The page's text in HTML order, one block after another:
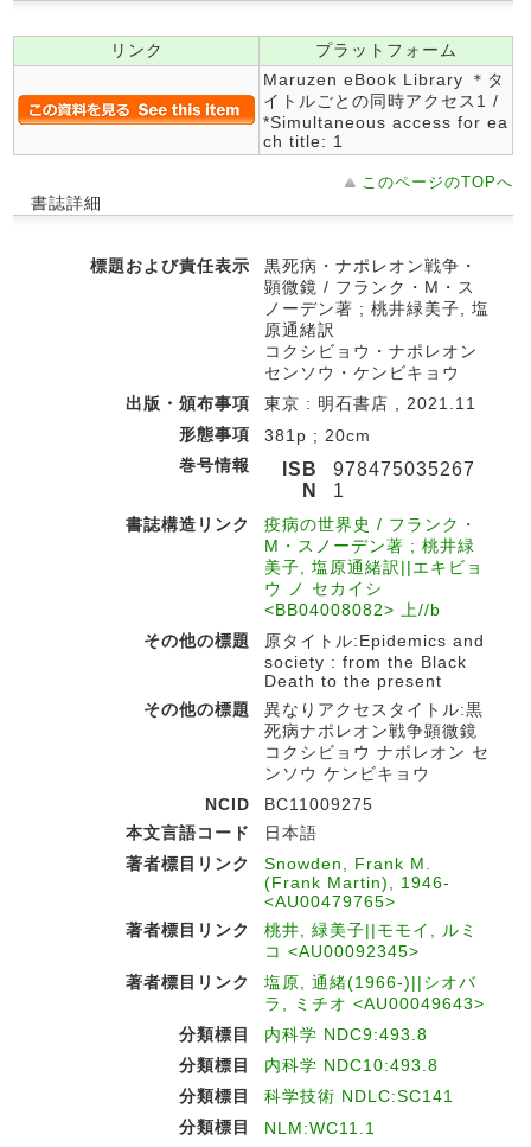
リンク
プラットフォーム
Maruzen eBook Library ＊タ
イトルごとの同時アクセス1 /
*Simultaneous access for ea
ch title: 1
このページのTOPへ
書誌詳細
標題および責任表示
黒死病・ナポレオン戦争・
顕微鏡 / フランク・M・ス
ノーデン著 ; 桃井緑美子, 塩
原通緒訳
コクシビョウ・ナポレオン
センソウ・ケンビキョウ
出版・頒布事項
東京 : 明石書店 , 2021.11
形態事項
381p ; 20cm
巻号情報
ISB
N
978475035267
1
書誌構造リンク
疫病の世界史 / フランク・
M・スノーデン著 ; 桃井緑
美子, 塩原通緒訳||エキビョ
ウ ノ セカイシ
<BB04008082> 上//b
その他の標題
原タイトル:Epidemics and
society : from the Black
Death to the present
その他の標題
異なりアクセスタイトル:黒
死病ナポレオン戦争顕微鏡
コクシビョウ ナポレオン セ
ンソウ ケンビキョウ
NCID
BC11009275
本文言語コード
日本語
著者標目リンク
Snowden, Frank M.
(Frank Martin), 1946-
<AU00479765>
著者標目リンク
桃井, 緑美子||モモイ, ルミ
コ <AU00092345>
著者標目リンク
塩原, 通緒(1966-)||シオバ
ラ, ミチオ <AU00049643>
分類標目
内科学 NDC9:493.8
分類標目
内科学 NDC10:493.8
分類標目
科学技術 NDLC:SC141
分類標目
NLM:WC11.1